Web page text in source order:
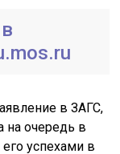
в ЗАГС,
на очередь в
успехами в